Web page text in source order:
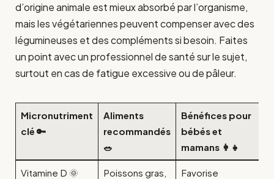
d’origine animale est mieux absorbé par l’organisme,
mais les végétariennes peuvent compenser avec des
légumineuses et des compléments si besoin. Faites
un point avec un professionnel de santé sur le sujet,
surtout en cas de fatigue excessive ou de pâleur.
Micronutriment
clé 🔑
Aliments
recommandés
🥗
Bénéfices pour
bébés et
mamans 👩‍👧
Vitamine D 🌞
Poissons gras,
Favorise